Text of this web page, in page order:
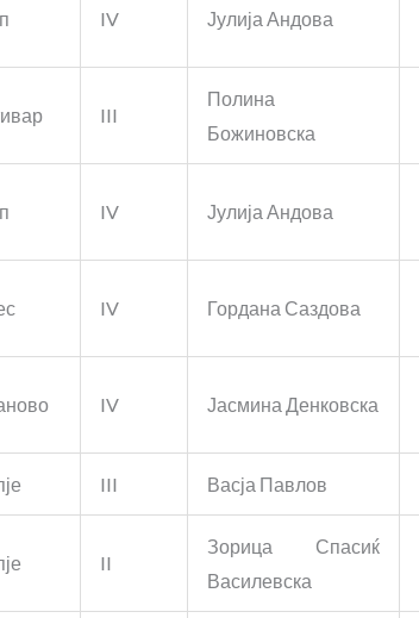
IV Јулија Андова
III
Полина
Божиновска
IV Јулија Андова
IV Гордана Саздова
IV Јасмина Денковска
III Васја Павлов
II
Зорица Спасиќ
Василевска